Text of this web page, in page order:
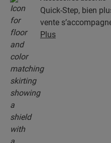
Quick-Step, bien
vente
d’accessoires,
Plus